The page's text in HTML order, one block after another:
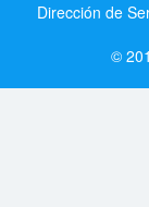
Dirección de
©